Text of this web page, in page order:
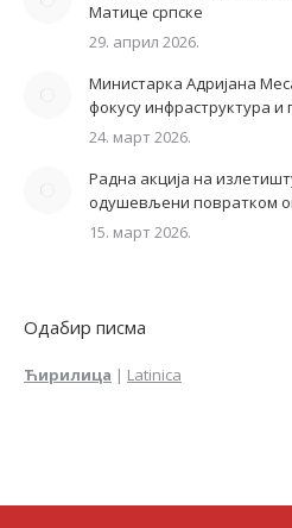
Матице српске
29. април 2026.
Министарка Адријана
фокусу инфраструктура
24. март 2026.
Радна акција на
одушевљени повратком
15. март 2026.
Одабир писма
Ћирилица | Latinica